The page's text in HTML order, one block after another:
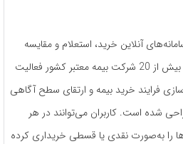
آنلاین خرید، استعلام و مقایسه
بیمه در ایران است که با همکاری بیش از 20 شرکت بیمه معتبر کشور فعالیت
فرایند خرید بیمه و ارتقای سطح آگاهی
شده است. کاربران می‌توانند در هر
را به‌صورت نقدی یا قسطی خریداری کرده